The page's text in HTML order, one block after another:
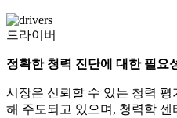
드라이버
정확한 청력 진단에 대한 필요
시장은 신뢰할 수 있는 청력 평
해 주도되고 있으며, 청력학 센